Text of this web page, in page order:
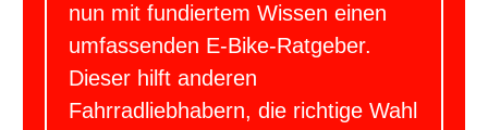
nun mit fundiertem Wissen einen
umfassenden E-Bike-Ratgeber.
Dieser hilft anderen
Fahrradliebhabern, die richtige Wahl